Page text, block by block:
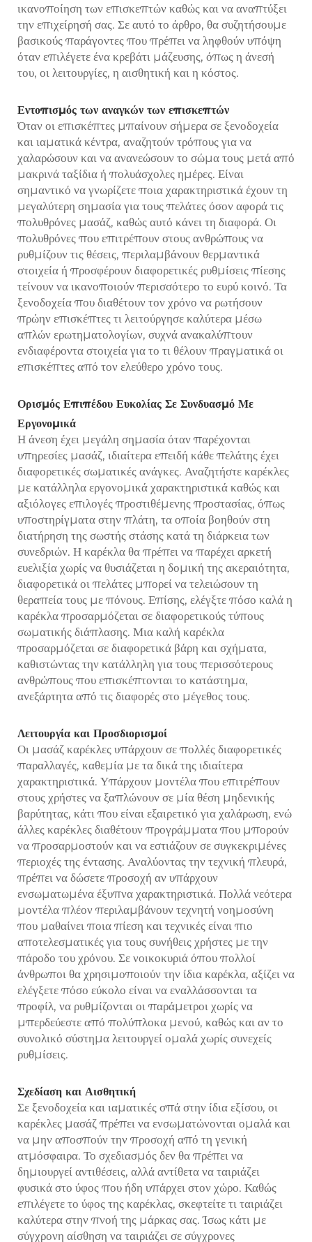
ικανοποίηση των επισκεπτών καθώς και να αναπτύξει
την επιχείρησή σας. Σε αυτό το άρθρο, θα συζητήσουμε
βασικούς παράγοντες που πρέπει να ληφθούν υπόψη
όταν επιλέγετε ένα κρεβάτι μάζευσης, όπως η άνεσή
του, οι λειτουργίες, η αισθητική και η κόστος.
Εντοπισμός των αναγκών των επισκεπτών
Όταν οι επισκέπτες μπαίνουν σήμερα σε ξενοδοχεία
και ιαματικά κέντρα, αναζητούν τρόπους για να
χαλαρώσουν και να ανανεώσουν το σώμα τους μετά από
μακρινά ταξίδια ή πολυάσχολες ημέρες. Είναι
σημαντικό να γνωρίζετε ποια χαρακτηριστικά έχουν τη
μεγαλύτερη σημασία για τους πελάτες όσον αφορά τις
πολυθρόνες μασάζ, καθώς αυτό κάνει τη διαφορά. Οι
πολυθρόνες που επιτρέπουν στους ανθρώπους να
ρυθμίζουν τις θέσεις, περιλαμβάνουν θερμαντικά
στοιχεία ή προσφέρουν διαφορετικές ρυθμίσεις πίεσης
τείνουν να ικανοποιούν περισσότερο το ευρύ κοινό. Τα
ξενοδοχεία που διαθέτουν τον χρόνο να ρωτήσουν
πρώην επισκέπτες τι λειτούργησε καλύτερα μέσω
απλών ερωτηματολογίων, συχνά ανακαλύπτουν
ενδιαφέροντα στοιχεία για το τι θέλουν πραγματικά οι
επισκέπτες από τον ελεύθερο χρόνο τους.
Ορισμός Επιπέδου Ευκολίας Σε Συνδυασμό Με
Εργονομικά
Η άνεση έχει μεγάλη σημασία όταν παρέχονται
υπηρεσίες μασάζ, ιδιαίτερα επειδή κάθε πελάτης έχει
διαφορετικές σωματικές ανάγκες. Αναζητήστε καρέκλες
με κατάλληλα εργονομικά χαρακτηριστικά καθώς και
αξιόλογες επιλογές προστιθέμενης προστασίας, όπως
υποστηρίγματα στην πλάτη, τα οποία βοηθούν στη
διατήρηση της σωστής στάσης κατά τη διάρκεια των
συνεδριών. Η καρέκλα θα πρέπει να παρέχει αρκετή
ευελιξία χωρίς να θυσιάζεται η δομική της ακεραιότητα,
διαφορετικά οι πελάτες μπορεί να τελειώσουν τη
θεραπεία τους με πόνους. Επίσης, ελέγξτε πόσο καλά η
καρέκλα προσαρμόζεται σε διαφορετικούς τύπους
σωματικής διάπλασης. Μια καλή καρέκλα
προσαρμόζεται σε διαφορετικά βάρη και σχήματα,
καθιστώντας την κατάλληλη για τους περισσότερους
ανθρώπους που επισκέπτονται το κατάστημα,
ανεξάρτητα από τις διαφορές στο μέγεθος τους.
Λειτουργία και Προσδιορισμοί
Οι μασάζ καρέκλες υπάρχουν σε πολλές διαφορετικές
παραλλαγές, καθεμία με τα δικά της ιδιαίτερα
χαρακτηριστικά. Υπάρχουν μοντέλα που επιτρέπουν
στους χρήστες να ξαπλώνουν σε μία θέση μηδενικής
βαρύτητας, κάτι που είναι εξαιρετικό για χαλάρωση, ενώ
άλλες καρέκλες διαθέτουν προγράμματα που μπορούν
να προσαρμοστούν και να εστιάζουν σε συγκεκριμένες
περιοχές της έντασης. Αναλύοντας την τεχνική πλευρά,
πρέπει να δώσετε προσοχή αν υπάρχουν
ενσωματωμένα έξυπνα χαρακτηριστικά. Πολλά νεότερα
μοντέλα πλέον περιλαμβάνουν τεχνητή νοημοσύνη
που μαθαίνει ποια πίεση και τεχνικές είναι πιο
αποτελεσματικές για τους συνήθεις χρήστες με την
πάροδο του χρόνου. Σε νοικοκυριά όπου πολλοί
άνθρωποι θα χρησιμοποιούν την ίδια καρέκλα, αξίζει να
ελέγξετε πόσο εύκολο είναι να εναλλάσσονται τα
προφίλ, να ρυθμίζονται οι παράμετροι χωρίς να
μπερδεύεστε από πολύπλοκα μενού, καθώς και αν το
συνολικό σύστημα λειτουργεί ομαλά χωρίς συνεχείς
ρυθμίσεις.
Σχεδίαση και Αισθητική
Σε ξενοδοχεία και ιαματικές σπά στην ίδια εξίσου, οι
καρέκλες μασάζ πρέπει να ενσωματώνονται ομαλά και
να μην αποσπούν την προσοχή από τη γενική
ατμόσφαιρα. Το σχεδιασμός δεν θα πρέπει να
δημιουργεί αντιθέσεις, αλλά αντίθετα να ταιριάζει
φυσικά στο ύφος που ήδη υπάρχει στον χώρο. Καθώς
επιλέγετε το ύφος της καρέκλας, σκεφτείτε τι ταιριάζει
καλύτερα στην πνοή της μάρκας σας. Ίσως κάτι με
σύγχρονη αίσθηση να ταιριάζει σε σύγχρονες